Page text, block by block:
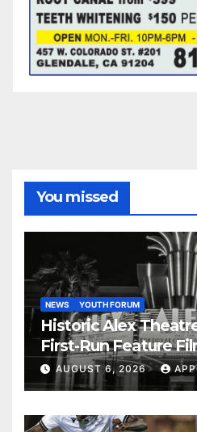
You missed
NEWS YOUTH FORUM
Historic Alex
First-Run Feature
Years
AUGUST 6, 2026